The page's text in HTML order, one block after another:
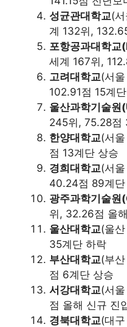
성균관대학교(
계 132위,
포항공과대학교
세계 167위,
고려대학교(서
102.91점 15계
울산과학기술원
245위, 75.28점
한양대학교(서
점 13계단 상승
경희대학교(서
40.24점 89계단
광주과학기술원
위, 32.26점 올
울산대학교(울
35계단 하락
부산대학교(부
점 6계단 상승
서강대학교(서
점 올해 신규 진
경북대학교(대